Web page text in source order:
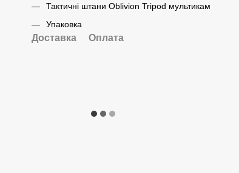
Тактичні штани Oblivion Tripod мультикам
Упаковка
Доставка Оплата